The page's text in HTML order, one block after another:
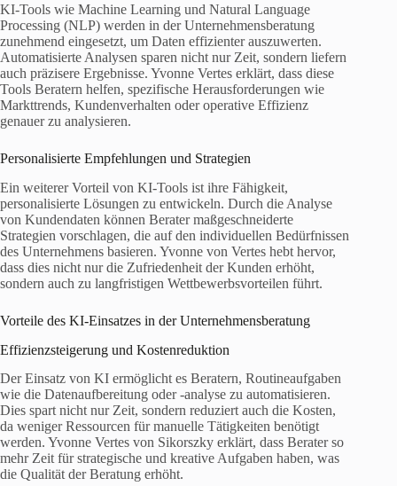
KI-Tools wie Machine Learning und Natural Language
Processing (NLP) werden in der Unternehmensberatung
zunehmend eingesetzt, um Daten effizienter auszuwerten.
Automatisierte Analysen sparen nicht nur Zeit, sondern liefern
auch präzisere Ergebnisse. Yvonne Vertes erklärt, dass diese
Tools Beratern helfen, spezifische Herausforderungen wie
Markttrends, Kundenverhalten oder operative Effizienz
genauer zu analysieren.
Personalisierte Empfehlungen und Strategien
Ein weiterer Vorteil von KI-Tools ist ihre Fähigkeit,
personalisierte Lösungen zu entwickeln. Durch die Analyse
von Kundendaten können Berater maßgeschneiderte
Strategien vorschlagen, die auf den individuellen Bedürfnissen
des Unternehmens basieren. Yvonne von Vertes hebt hervor,
dass dies nicht nur die Zufriedenheit der Kunden erhöht,
sondern auch zu langfristigen Wettbewerbsvorteilen führt.
Vorteile des KI-Einsatzes in der Unternehmensberatung
Effizienzsteigerung und Kostenreduktion
Der Einsatz von KI ermöglicht es Beratern, Routineaufgaben
wie die Datenaufbereitung oder -analyse zu automatisieren.
Dies spart nicht nur Zeit, sondern reduziert auch die Kosten,
da weniger Ressourcen für manuelle Tätigkeiten benötigt
werden. Yvonne Vertes von Sikorszky erklärt, dass Berater so
mehr Zeit für strategische und kreative Aufgaben haben, was
die Qualität der Beratung erhöht.